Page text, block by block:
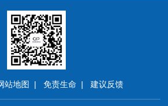
站地图 免责生命 建议反馈